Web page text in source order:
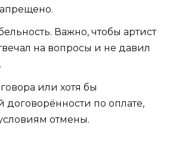
Важно, чтобы артист
на вопросы и не давил
или хотя бы
договорённости по оплате,
отмены.